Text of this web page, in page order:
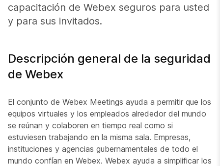
capacitación de Webex seguros para usted
y para sus invitados.
Descripción general de la seguridad
de Webex
El conjunto de Webex Meetings ayuda a permitir que los
equipos virtuales y los empleados alrededor del mundo
se reúnan y colaboren en tiempo real como si
estuviesen trabajando en la misma sala. Empresas,
instituciones y agencias gubernamentales de todo el
mundo confían en Webex. Webex ayuda a simplificar los